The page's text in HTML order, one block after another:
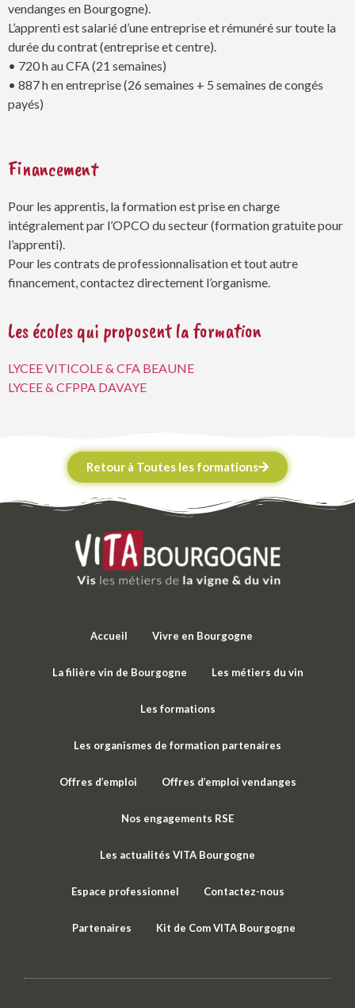
vendanges en Bourgogne).
L’apprenti est salarié d’une entreprise et rémunéré sur toute la
durée du contrat (entreprise et centre).
• 720 h au CFA (21 semaines)
• 887 h en entreprise (26 semaines + 5 semaines de congés
payés)
Financement
Pour les apprentis, la formation est prise en charge
intégralement par l’OPCO du secteur (formation gratuite pour
l’apprenti).
Pour les contrats de professionnalisation et tout autre
financement, contactez directement l’organisme.
Les écoles qui proposent la formation
LYCEE VITICOLE & CFA BEAUNE
LYCEE & CFPPA DAVAYE
Retour à Toutes les formations
Accueil Vivre en Bourgogne
La filière vin de Bourgogne Les métiers du vin
Les formations
Les organismes de formation partenaires
Offres d’emploi Offres d’emploi vendanges
Nos engagements RSE
Les actualités VITA Bourgogne
Espace professionnel Contactez-nous
Partenaires Kit de Com VITA Bourgogne